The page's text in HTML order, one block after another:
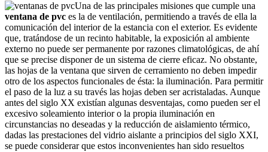
Una de las principales misiones que cumple una
ventana de pvc es la de ventilación, permitiendo a través de ella la
comunicación del interior de la estancia con el exterior. Es evidente
que, tratándose de un recinto habitable, la exposición al ambiente
externo no puede ser permanente por razones climatológicas, de ahí
que se precise disponer de un sistema de cierre eficaz. No obstante,
las hojas de la ventana que sirven de cerramiento no deben impedir
otro de los aspectos funcionales de ésta: la iluminación. Para permitir
el paso de la luz a su través las hojas deben ser acristaladas. Aunque
antes del siglo XX existían algunas desventajas, como pueden ser el
excesivo soleamiento interior o la propia iluminación en
circunstancias no deseadas y la reducción de aislamiento térmico,
dadas las prestaciones del vidrio aislante a principios del siglo XXI,
se puede considerar que estos inconvenientes han sido resueltos